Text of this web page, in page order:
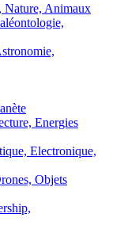
Nature, Animaux
Energies
Electronique,
Objets